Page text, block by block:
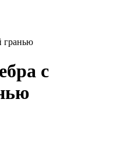
гранью
с